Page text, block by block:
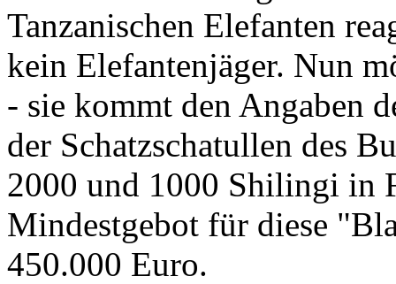
Tanzanischen Elefanten
kein Elefantenjäger. Nun
- sie kommt den Angaben
der Schatzschatullen des
2000 und 1000 Shilingi in
Mindestgebot für diese
450.000 Euro.